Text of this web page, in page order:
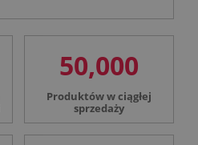
50,000
Produktów w ciągłej
sprzedaży